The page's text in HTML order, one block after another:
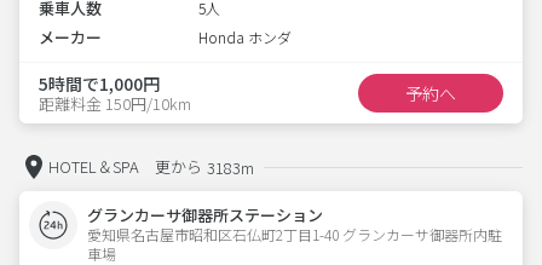
乗車人数 5人
メーカー Honda ホンダ
5時間で1,000円
距離料金 150円/10km 予約へ
HOTEL＆SPA 更から 3183m
グランカーサ御器所ステーション
愛知県名古屋市昭和区石仏町2丁目1-40 グランカーサ御器所内駐
車場